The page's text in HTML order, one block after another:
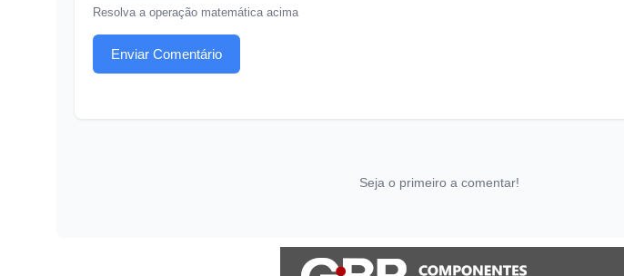
Resolva a operação matemática acima
Enviar Comentário
Seja o primeiro a comentar!